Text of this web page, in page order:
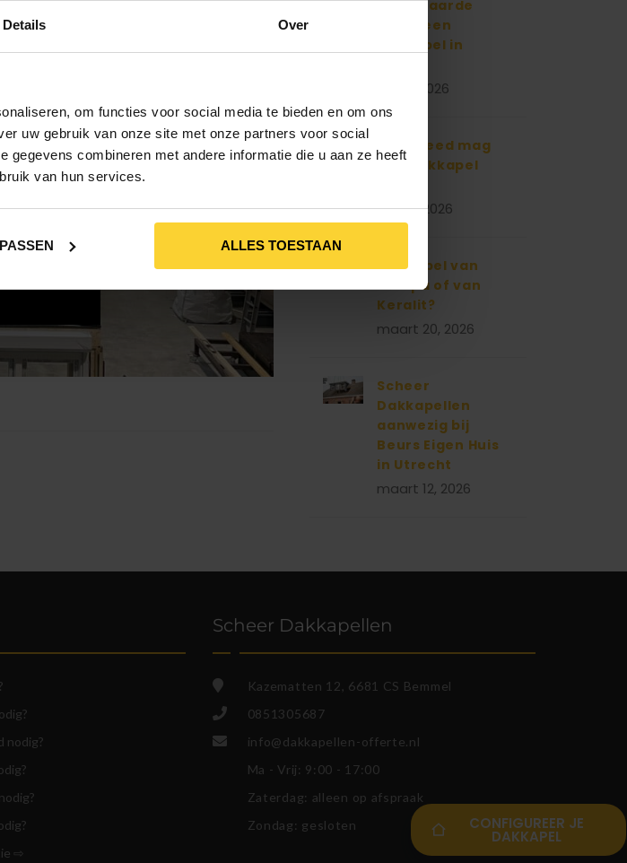
Details Over
om functies voor social media te bieden en om ons
uw gebruik van onze site met onze partners voor social
gegevens combineren met andere informatie die u aan ze heeft
van hun services.
ALLES TOESTAAN
meerwaarde
heeft een
dakkapel in
mei 2, 2026
Hoe breed mag
een dakkapel
april 3, 2026
Dakkapel van
Trespa of van
Keralit?
maart 20, 2026
Scheer
Dakkapellen
aanwezig bij
Beurs Eigen Huis
in Utrecht
maart 12, 2026
nodig?
⇨
Scheer Dakkapellen
Kazematten 12, 6681 CS Bemmel
0851305687
info@dakkapellen-offerte.nl
Ma - Vrij: 9:00 - 17:00
Zaterdag: alleen op afspraak
Zondag: gesloten
CONFIGUREER JE
DAKKAPEL